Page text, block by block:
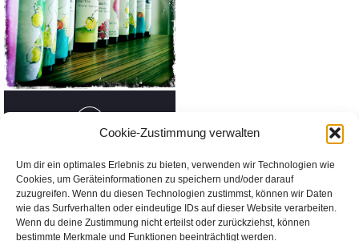
Cookie-Zustimmung verwalten
Um dir ein optimales Erlebnis zu bieten, verwenden wir Technologien wie
Cookies, um Geräteinformationen zu speichern und/oder darauf
zuzugreifen. Wenn du diesen Technologien zustimmst, können wir Daten
wie das Surfverhalten oder eindeutige IDs auf dieser Website verarbeiten.
Wenn du deine Zustimmung nicht erteilst oder zurückziehst, können
bestimmte Merkmale und Funktionen beeinträchtigt werden.
Kulturgut